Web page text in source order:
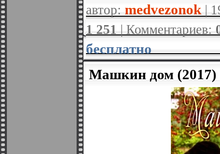
автор: medvezonok |
1 251| Комментариев:
бесплатно
Машкин дом (2017)